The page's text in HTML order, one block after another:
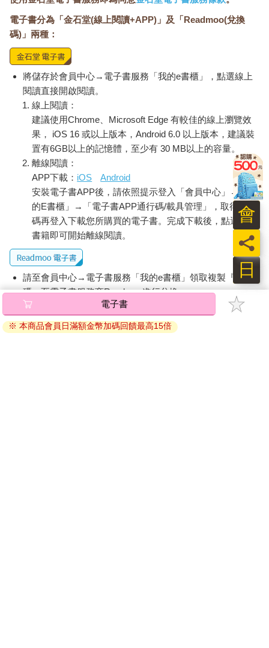
電子書分為「金石堂(線上閱讀+APP)」及「Readmoo(兌換
碼)」兩種：
將儲存於會員中心→電子書服務「我的e書櫃」，點選線上
閱讀直接開啟閱讀。
線上閱讀：
建議使用Chrome、Microsoft Edge 有較佳的線上瀏覽效
果， iOS 16 或以上版本，Android 6.0 以上版本，建議裝
置有6GB以上的記憶體，至少有 30 MB以上的容量。
離線閱讀：
APP下載： iOS
Android
安裝電子書APP後，請依照提示登入「會員中心」→「我
的E書櫃」→「電子書APP通行碼/載具管理」，取得通行
碼再登入下載您所購買的電子書。完成下載後，點選任一
書籍即可開始離線閱讀。
請至會員中心→電子書服務「我的e書櫃」領取複製『兌換
碼』至電子書服務商Readmoo進行兌換。
退換貨須知：
因版權保護，您在金石堂所購買的電子書僅能以金石堂專屬
電子書
※ 本商品會員日滿額金幣加碼回饋最高15倍
日
員
會